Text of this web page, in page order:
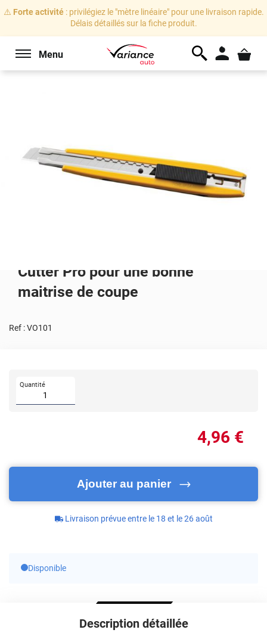
⚠️ Forte activité: privilégiez le "mètre linéaire" pour une livraison rapide.
Délais détaillés sur la fiche produit.
Menu
Cutter Pro pour une bonne
maitrise de coupe
Ref :VO101
Quantité
4,96 €
Ajouter au panier
Livraison prévue entre le 18 et le 26 août
Disponible
Description détaillée